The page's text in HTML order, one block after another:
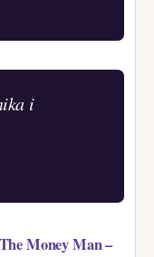
i
Money Man –